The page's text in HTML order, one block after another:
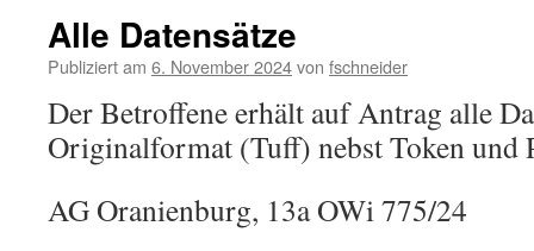
Alle Datensätze
Publiziert am 6. November 2024von fschneider
Der Betroffene erhält auf Antrag alle
Originalformat (Tuff) nebst Token und
AG Oranienburg, 13a OWi 775/24